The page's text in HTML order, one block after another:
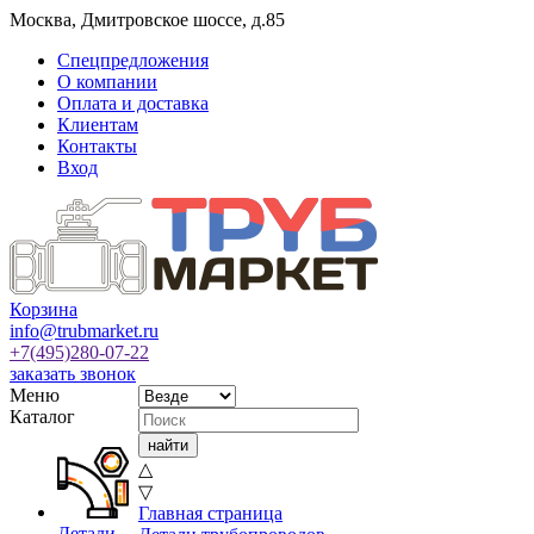
Москва, Дмитровское шоссе, д.85
Спецпредложения
О компании
Оплата и доставка
Клиентам
Контакты
Вход
Корзина
info@trubmarket.ru
+7(495)280-07-22
заказать звонок
Меню
Каталог
△
▽
Главная страница